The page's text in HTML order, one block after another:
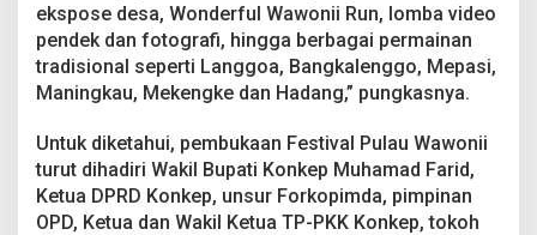
ekspose desa, Wonderful Wawonii Run, lomba video
pendek dan fotografi, hingga berbagai permainan
tradisional seperti Langgoa, Bangkalenggo, Mepasi,
Maningkau, Mekengke dan Hadang,” pungkasnya.
Untuk diketahui, pembukaan Festival Pulau Wawonii
turut dihadiri Wakil Bupati Konkep Muhamad Farid,
Ketua DPRD Konkep, unsur Forkopimda, pimpinan
OPD, Ketua dan Wakil Ketua TP-PKK Konkep, tokoh